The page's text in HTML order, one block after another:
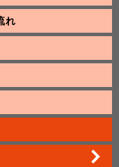
れ